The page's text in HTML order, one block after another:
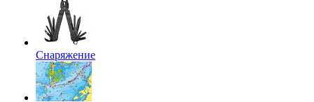
Снаряжение